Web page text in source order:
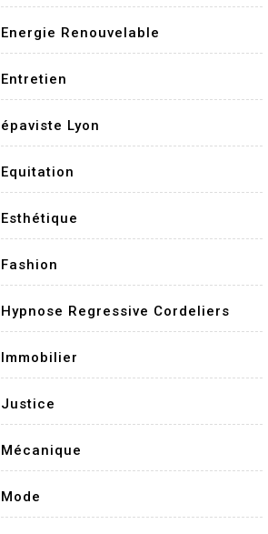
Energie Renouvelable
Entretien
épaviste Lyon
Equitation
Esthétique
Fashion
Hypnose Regressive Cordeliers
Immobilier
Justice
Mécanique
Mode